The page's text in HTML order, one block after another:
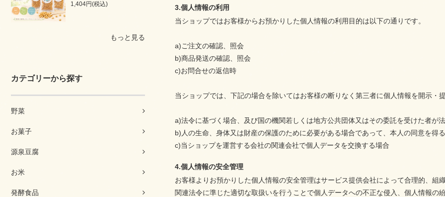
1,404円(税込)
もっと見る
カテゴリーから探す
野菜
お菓子
源泉豆腐
お米
発酵食品
3.個人情報の利用
当ショップではお客様からお預かりした個人情報の利用目的は以下の通りです。
a)ご注文の確認、照会
b)商品発送の確認、照会
c)お問合せの返信時
当ショップでは、下記の場合を除いてはお客様の断りなく第三者に個人情報を開示・
a)法令に基づく場合、及び国の機関若しくは地方公共団体又はその委託を受けた者が
b)人の生命、身体又は財産の保護のために必要がある場合であって、本人の同意を得
c)当ショップを運営する会社の関連会社で個人データを交換する場合
4.個人情報の安全管理
お客様よりお預かりした個人情報の安全管理はサービス提供会社によって合理的、
関連法令に準じた適切な取扱いを行うことで個人データへの不正な侵入、個人情報の